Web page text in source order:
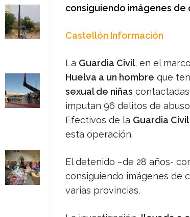
consiguiendo imágenes
Castellón Información
La Guardia Civil, en el
Huelva a un hombre que
sexual de niñas
imputan 96 delitos de
Efectivos de la Guardia
esta operación.
El detenido –de 28 años-
consiguiendo imágenes de
varias provincias.